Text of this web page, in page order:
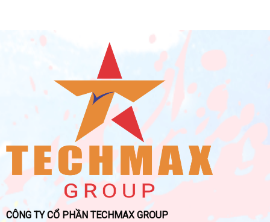
CÔNG TY CỔ PHẦN TECHMAX GROUP